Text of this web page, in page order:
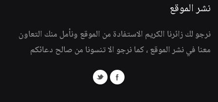
نشر الموقع
نرجو لك زائرنا الكريم الاستفادة من الموقع ونأمل منك التعاون
معنا في نشر الموقع ، كما نرجو الا تنسونا من صالح دعائكم